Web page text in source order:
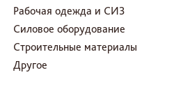
Рабочая одежда и СИЗ
Силовое оборудование
Строительные материалы
Другое